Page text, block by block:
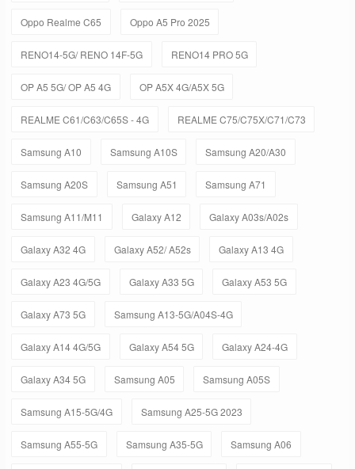
Oppo Realme C65 Oppo A5 Pro 2025
RENO14-5G/ RENO 14F-5G RENO14 PRO 5G
OP A5 5G/ OP A5 4G OP A5X 4G/A5X 5G
REALME C61/C63/C65S - 4G REALME C75/C75X/C71/C73
Samsung A10 Samsung A10S Samsung A20/A30
Samsung A20S Samsung A51 Samsung A71
Samsung A11/M11 Galaxy A12 Galaxy A03s/A02s
Galaxy A32 4G Galaxy A52/ A52s Galaxy A13 4G
Galaxy A23 4G/5G Galaxy A33 5G Galaxy A53 5G
Galaxy A73 5G Samsung A13-5G/A04S-4G
Galaxy A14 4G/5G Galaxy A54 5G Galaxy A24-4G
Galaxy A34 5G Samsung A05 Samsung A05S
Samsung A15-5G/4G Samsung A25-5G 2023
Samsung A55-5G Samsung A35-5G Samsung A06